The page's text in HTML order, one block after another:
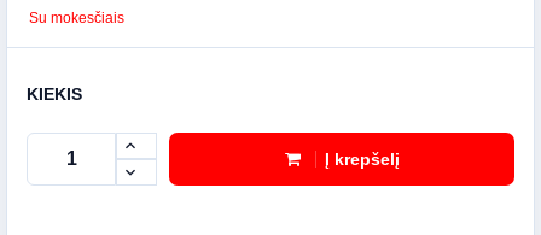
Su mokesčiais
KIEKIS
Į krepšelį